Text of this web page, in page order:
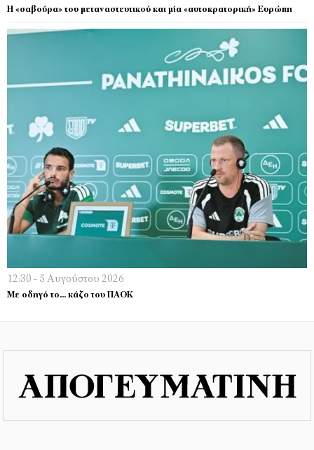
Η «σαβούρα» του μεταναστευτικού και μία «αυτοκρατορική» Ευρώπη
12:30 - 5 Αυγούστου 2026
Με οδηγό το… κάζο του ΠΑΟΚ